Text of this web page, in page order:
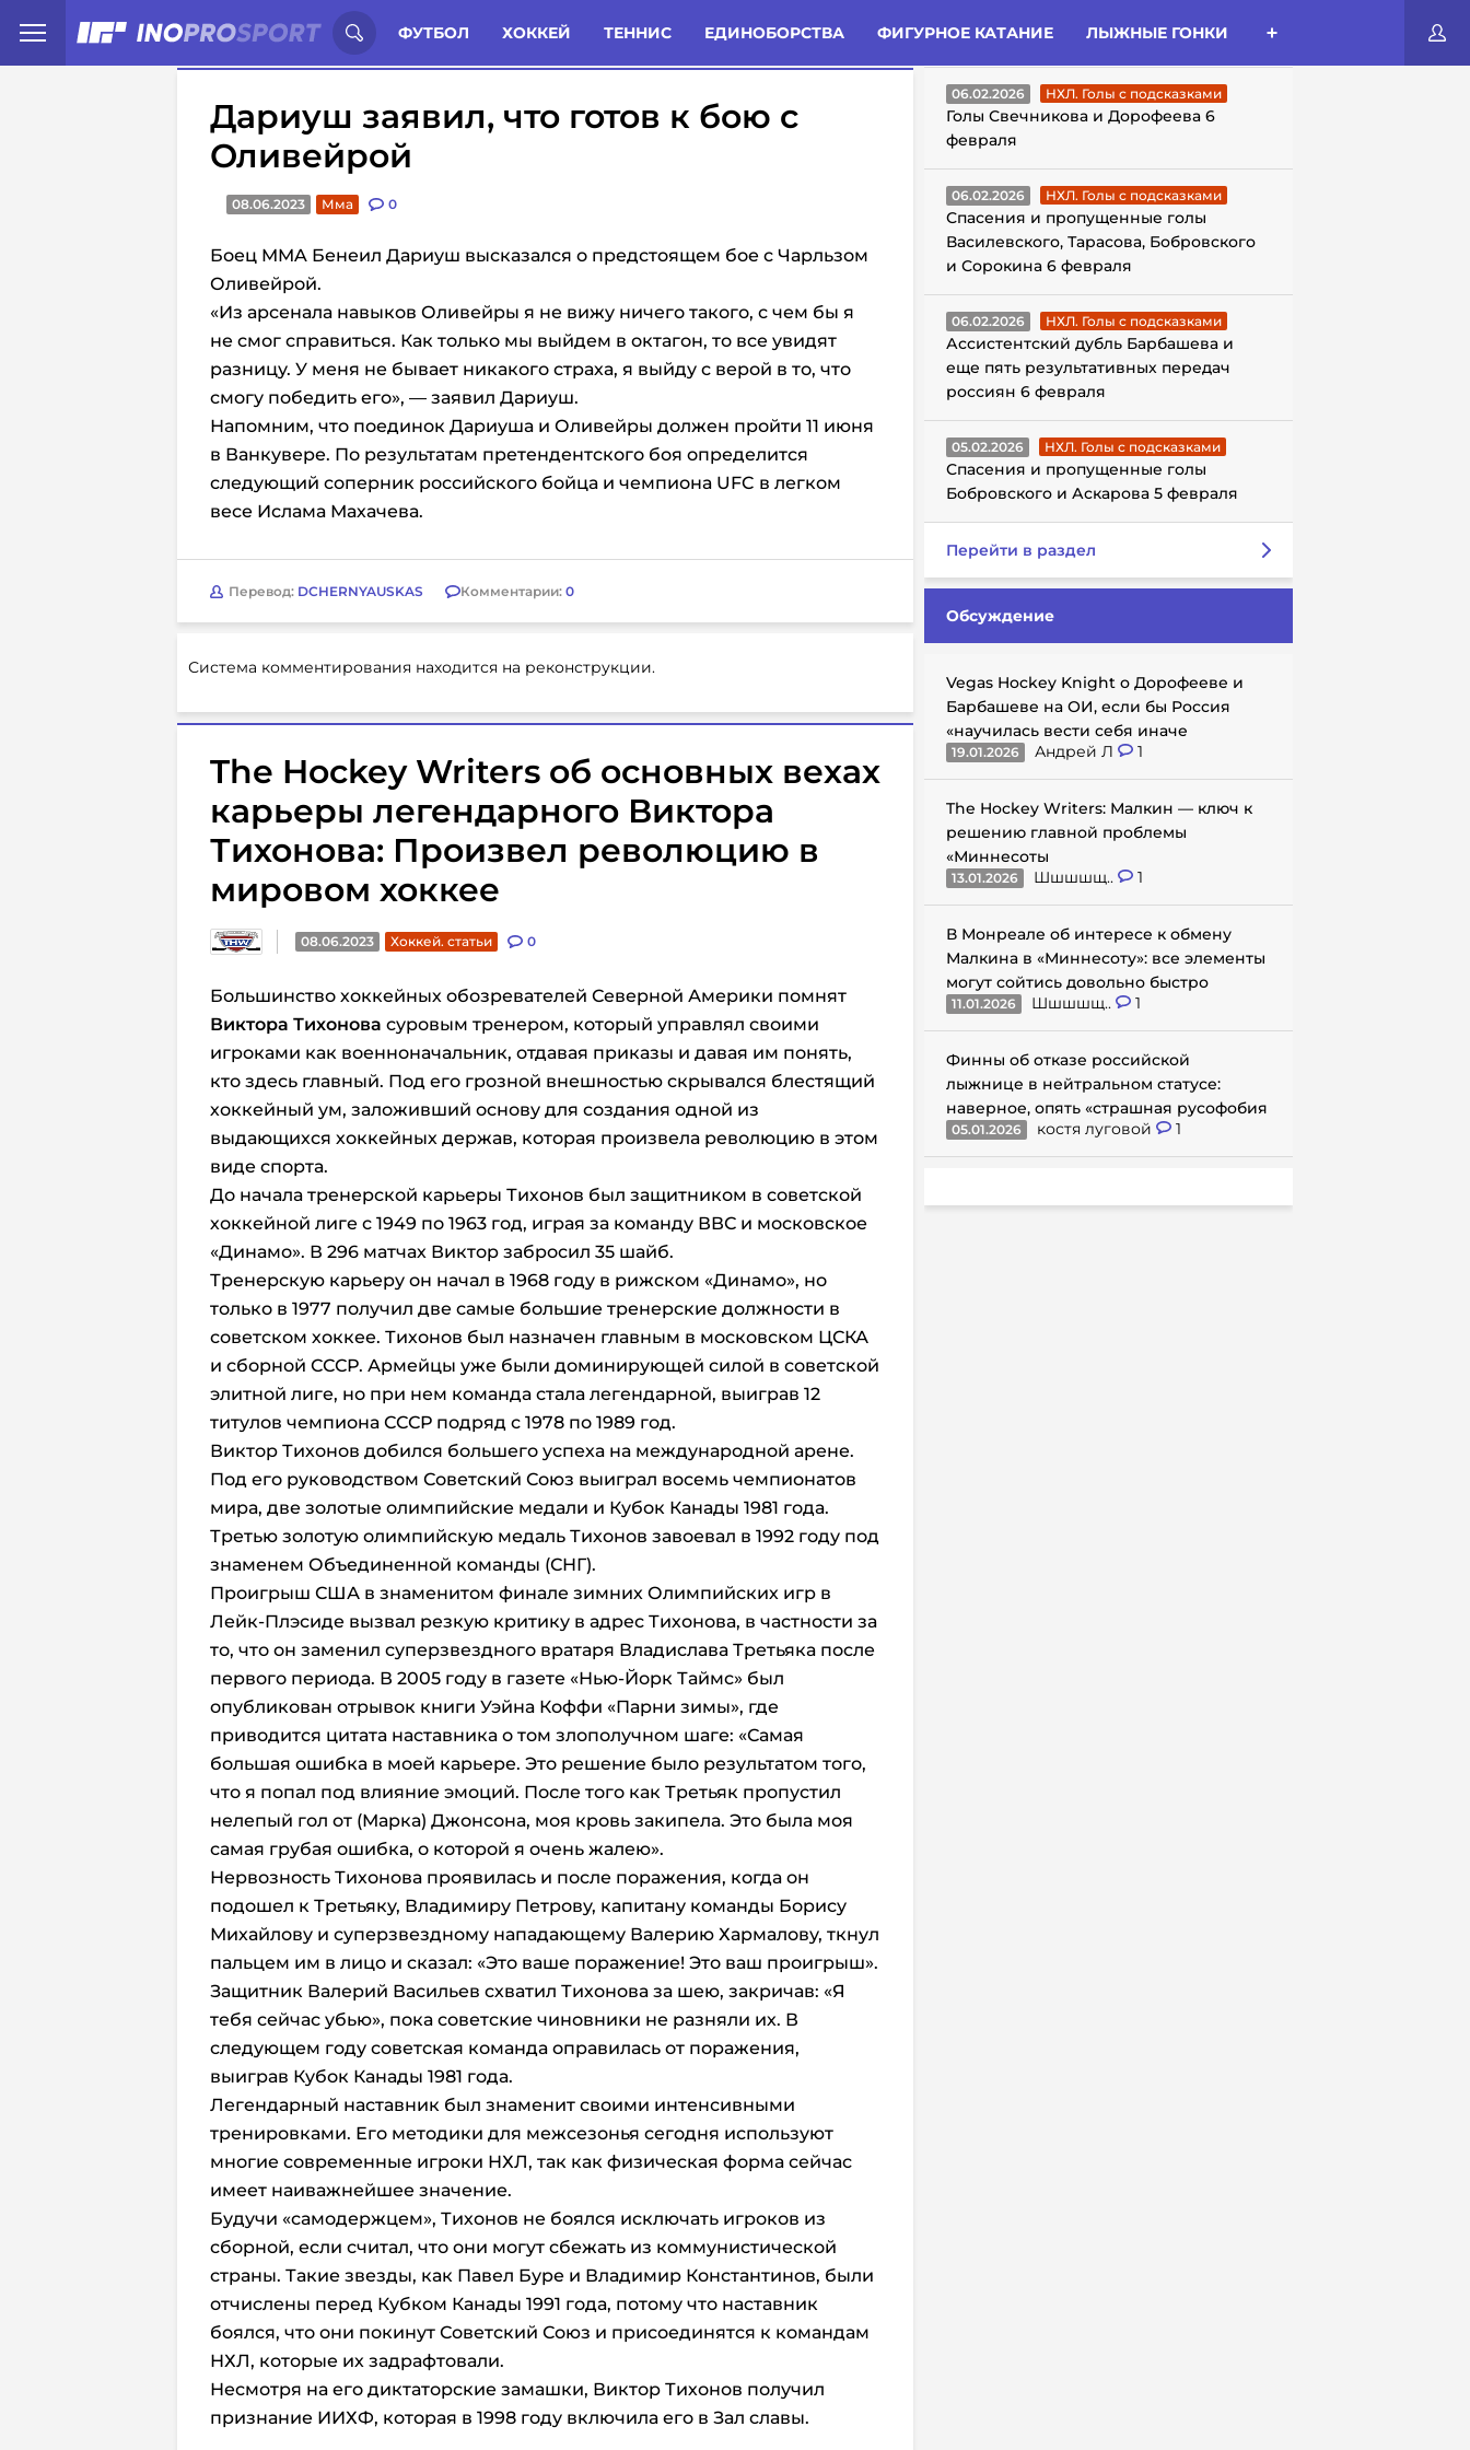
ФУТБОЛ ХОККЕЙ ТЕННИС ЕДИНОБОРСТВА ФИГУРНОЕ КАТАНИЕ ЛЫЖНЫЕ ГОНКИ
Иностранцы о спорте России: Статьи Комменты Новости
Дариуш заявил, что готов к бою с
Оливейрой
08.06.2023 Мма 0
Боец MMA Бенеил Дариуш высказался о предстоящем бое с Чарльзом
Оливейрой.
«Из арсенала навыков Оливейры я не вижу ничего такого, с чем бы я
не смог справиться. Как только мы выйдем в октагон, то все увидят
разницу. У меня не бывает никакого страха, я выйду с верой в то, что
смогу победить его», — заявил Дариуш.
Напомним, что поединок Дариуша и Оливейры должен пройти 11 июня
в Ванкувере. По результатам претендентского боя определится
следующий соперник российского бойца и чемпиона UFC в легком
весе Ислама Махачева.
Перевод: DCHERNYAUSKAS Комментарии: 0
Система комментирования находится на реконструкции.
The Hockey Writers об основных вехах
карьеры легендарного Виктора
Тихонова: Произвел революцию в
мировом хоккее
08.06.2023 Хоккей. статьи 0
Большинство хоккейных обозревателей Северной Америки помнят
Виктора Тихонова суровым тренером, который управлял своими
игроками как военноначальник, отдавая приказы и давая им понять,
кто здесь главный. Под его грозной внешностью скрывался блестящий
хоккейный ум, заложивший основу для создания одной из
выдающихся хоккейных держав, которая произвела революцию в этом
виде спорта.
До начала тренерской карьеры Тихонов был защитником в советской
хоккейной лиге с 1949 по 1963 год, играя за команду ВВС и московское
«Динамо». В 296 матчах Виктор забросил 35 шайб.
Тренерскую карьеру он начал в 1968 году в рижском «Динамо», но
только в 1977 получил две самые большие тренерские должности в
советском хоккее. Тихонов был назначен главным в московском ЦСКА
и сборной СССР. Армейцы уже были доминирующей силой в советской
элитной лиге, но при нем команда стала легендарной, выиграв 12
титулов чемпиона СССР подряд с 1978 по 1989 год.
Виктор Тихонов добился большего успеха на международной арене.
Под его руководством Советский Союз выиграл восемь чемпионатов
мира, две золотые олимпийские медали и Кубок Канады 1981 года.
Третью золотую олимпийскую медаль Тихонов завоевал в 1992 году под
знаменем Объединенной команды (СНГ).
Проигрыш США в знаменитом финале зимних Олимпийских игр в
Лейк-Плэсиде вызвал резкую критику в адрес Тихонова, в частности за
то, что он заменил суперзвездного вратаря Владислава Третьяка после
первого периода. В 2005 году в газете «Нью-Йорк Таймс» был
опубликован отрывок книги Уэйна Коффи «Парни зимы», где
приводится цитата наставника о том злополучном шаге: «Самая
большая ошибка в моей карьере. Это решение было результатом того,
что я попал под влияние эмоций. После того как Третьяк пропустил
нелепый гол от (Марка) Джонсона, моя кровь закипела. Это была моя
самая грубая ошибка, о которой я очень жалею».
Нервозность Тихонова проявилась и после поражения, когда он
подошел к Третьяку, Владимиру Петрову, капитану команды Борису
Михайлову и суперзвездному нападающему Валерию Хармалову, ткнул
пальцем им в лицо и сказал: «Это ваше поражение! Это ваш проигрыш».
Защитник Валерий Васильев схватил Тихонова за шею, закричав: «Я
тебя сейчас убью», пока советские чиновники не разняли их. В
следующем году советская команда оправилась от поражения,
выиграв Кубок Канады 1981 года.
Легендарный наставник был знаменит своими интенсивными
тренировками. Его методики для межсезонья сегодня используют
многие современные игроки НХЛ, так как физическая форма сейчас
имеет наиважнейшее значение.
Будучи «самодержцем», Тихонов не боялся исключать игроков из
сборной, если считал, что они могут сбежать из коммунистической
страны. Такие звезды, как Павел Буре и Владимир Константинов, были
отчислены перед Кубком Канады 1991 года, потому что наставник
боялся, что они покинут Советский Союз и присоединятся к командам
НХЛ, которые их задрафтовали.
Несмотря на его диктаторские замашки, Виктор Тихонов получил
признание ИИХФ, которая в 1998 году включила его в Зал славы.
ГОЛЫ С ПОДСКАЗКАМИ
06.02.2026 НХЛ. Голы с подсказками
Голы Свечникова и Дорофеева 6
февраля
06.02.2026 НХЛ. Голы с подсказками
Спасения и пропущенные голы
Василевского, Тарасова, Бобровского
и Сорокина 6 февраля
06.02.2026 НХЛ. Голы с подсказками
Ассистентский дубль Барбашева и
еще пять результативных передач
россиян 6 февраля
05.02.2026 НХЛ. Голы с подсказками
Спасения и пропущенные голы
Бобровского и Аскарова 5 февраля
Перейти в раздел
Обсуждение
Vegas Hockey Knight о Дорофееве и
Барбашеве на ОИ, если бы Россия
«научилась вести себя иначе
19.01.2026 Андрей Л 1
The Hockey Writers: Малкин — ключ к
решению главной проблемы
«Миннесоты
13.01.2026 Шшшшщ.. 1
В Монреале об интересе к обмену
Малкина в «Миннесоту»: все элементы
могут сойтись довольно быстро
11.01.2026 Шшшшщ.. 1
Финны об отказе российской
лыжнице в нейтральном статусе:
наверное, опять «страшная русофобия
05.01.2026 костя луговой 1